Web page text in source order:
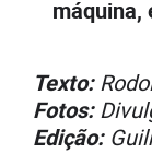
máquina,
Texto:
Fotos:
Edição: